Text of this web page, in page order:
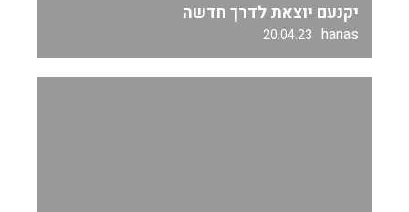
יקנעם יוצאת לדרך חדשה
hanas
20.04.23